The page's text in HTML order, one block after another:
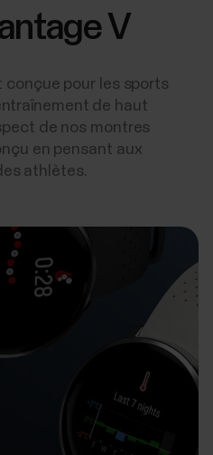
V
conçue pour les sports
de haut
de nos montres
en pensant aux
athlètes.